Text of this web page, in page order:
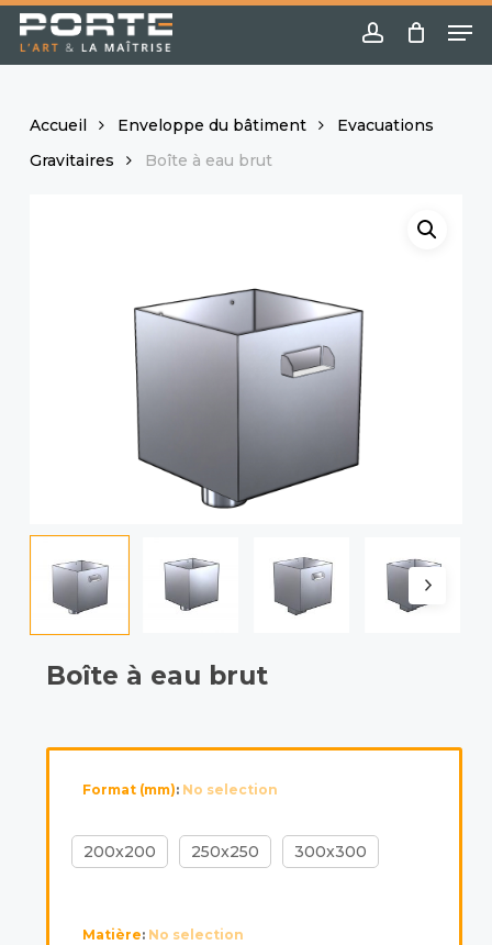
Skip
main
account
Accueil Enveloppe du bâtiment
Evacuations
Gravitaires
Boîte à eau brut
Boîte à eau brut
Format (mm): No selection
200x200 250x250 300x300
Matière: No selection